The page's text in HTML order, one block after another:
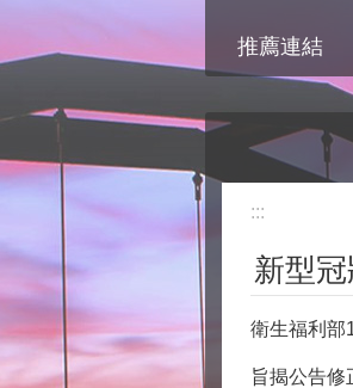
推薦連結
:::
新型
衛生福利部
旨揭公告修